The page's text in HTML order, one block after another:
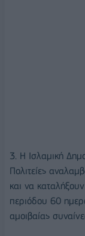
3. Η Ισλαμική
Πολιτείες
και να
περιόδου 60
αμοιβαίας